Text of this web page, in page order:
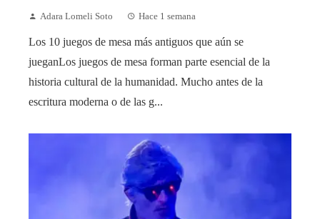
Adara Lomeli Soto Hace 1 semana
Los 10 juegos de mesa más antiguos que aún se
jueganLos juegos de mesa forman parte esencial de la
historia cultural de la humanidad. Mucho antes de la
escritura moderna o de las g...